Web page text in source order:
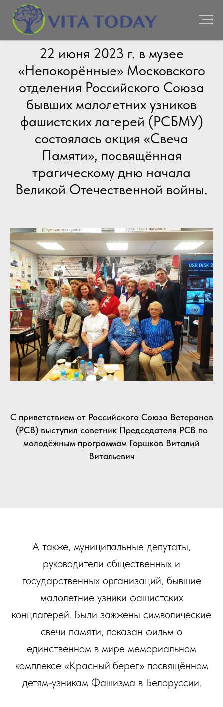
22 июня 2023 г. в музее
«Непокорённые» Московского
отделения Российского Союза
бывших малолетних узников
фашистских лагерей (РСБМУ)
состоялась акция «Свеча
Памяти», посвящённая
трагическому дню начала
Великой Отечественной войны.
С приветствием от Российского Союза Ветеранов
(РСВ) выступил советник Председателя РСВ по
молодёжным программам Горшков Виталий
Витальевич
A также, муниципальные депутаты,
руководители общественных и
государственных организаций, бывшие
малолетние узники фашистских
концлагерей. Были зажжены символические
свечи памяти, показан фильм о
единственном в мире мемориальном
комплексе «Красный берег» посвящённом
детям-узникам Фашизма в Белоруссии.